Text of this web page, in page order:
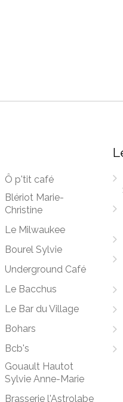
Ô p'tit café
Blériot Marie-
Christine
Le Milwaukee
Bourel Sylvie
Underground Café
Le Bacchus
Le Bar du Village
Bohars
Bcb's
Gouault Hautot
Sylvie Anne-Marie
Brasserie l'Astrolabe